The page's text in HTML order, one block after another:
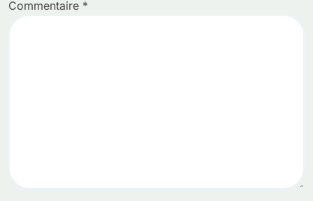
Commentaire *